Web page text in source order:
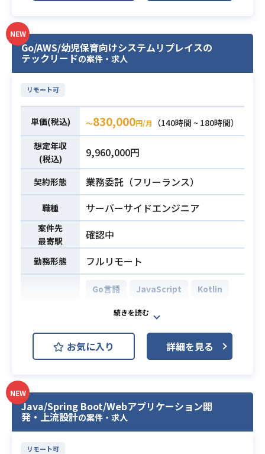
Backlog
Git
Redmine
Slack
少人数チームで調査から開発、小規
行い、
サービスのパフォーマンス改善や技
術負債の解消を含めた課題解決に対
応していただきます。
【仕事内容】
下記の業務を担っていただく想定で
す。
・社外向けSaaSの開発（スクラッチ
開発および既存改修）
・社外向けSaaSの運用保守（監視、
データメンテナンス、問い合わせ対
・社内向け業務システムの実装およ
び改修
合わせ対応）
※詳細は面談時にお伝えします。
【メイン技術スタック】
NEW
Go/AWS/幼児保育向けシステムリプレイスの
テックリードの案件・求人
リモート可
単価(税込) 〜830,000円/月
（140時間 ~ 180時間）
想定年収
(税込)
9,960,000円
契約形態 業務委託（フリーランス）
職種 サーバーサイドエンジニア
案件先
最寄駅
確認中
勤務形態 フルリモート
Go言語 JavaScript
Kotlin
TypeScript
React.js
Symfony
Vue.js
AWS DynamoDB (Amazon Dynam
AWS (Amazon Web Services)
AWS EC2 (Amazon EC2)
AWS Lambda
Backlog
お気に入り 詳細を見る
NEW
Java/Spring Boot/Webアプリケーション開
発・上流設計の案件・求人
リモート可